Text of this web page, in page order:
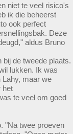
niet te veel risico's
ik die beheerst
ook perfect
Deze
aldus Bruno
de tweede plaats.
lukken. Ik was
Lahy, maar we
het
te veel om goed
"Na twee proeven